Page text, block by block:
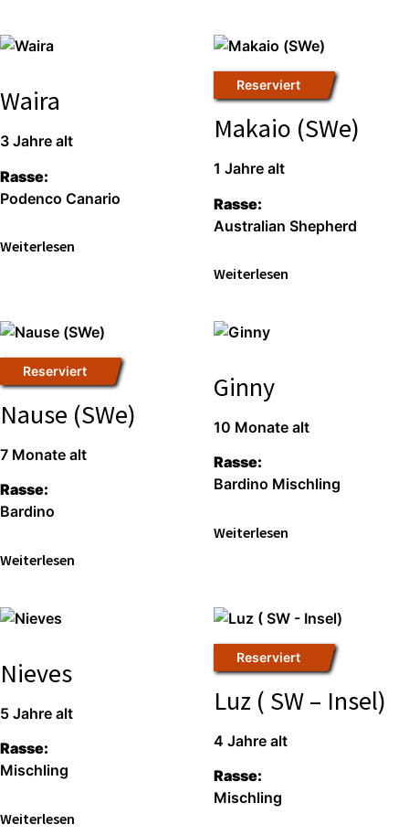
Waira
3 Jah­re alt
Ras­se:
Poden­co Cana­rio
Wei­ter­le­sen
Reser­viert
Makaio (SWe)
1 Jah­re alt
Ras­se:
Aus­tra­li­an She­p­herd
Wei­ter­le­sen
Reser­viert
Nause (SWe)
7 Mona­te alt
Ras­se:
Bar­di­no
Wei­ter­le­sen
Ginny
10 Mona­te alt
Ras­se:
Bar­di­no Misch­ling
Wei­ter­le­sen
Nieves
5 Jah­re alt
Ras­se:
Misch­ling
Wei­ter­le­sen
Reser­viert
Luz ( SW – Insel)
4 Jah­re alt
Ras­se:
Misch­ling